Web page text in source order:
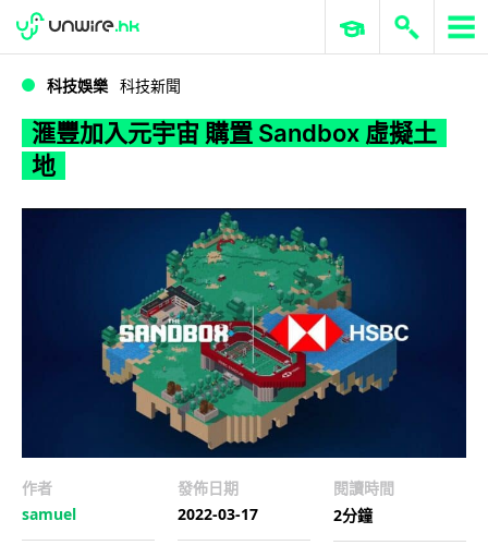
滙豐加入元宇宙 購置 Sandbox 虛擬土地
WWDC 2026 ERP 與商業 AI
科技娛樂 科技新聞
滙豐加入元宇宙 購置 Sandbox 虛擬土
地
作者
samuel
發佈日期
2022-03-17
閱讀時間
2分鐘